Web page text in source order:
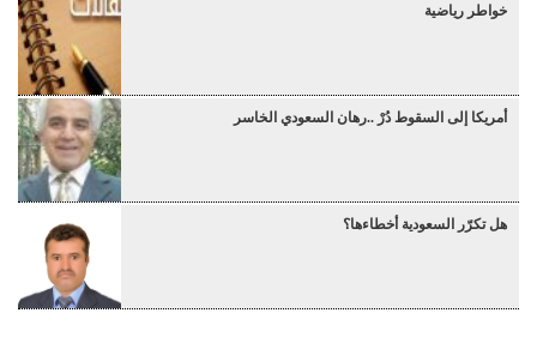
خواطر رياضية
أمريكا إلى السقوط دُرْ ..رهان السعودي الخاسر
هل تكرّر السعودية أخطاءها؟